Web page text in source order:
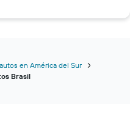
en América del Sur
Brasil